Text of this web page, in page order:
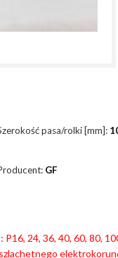
pasa/rolki [mm]:
GF
P16, 24, 36, 40, 60, 80,